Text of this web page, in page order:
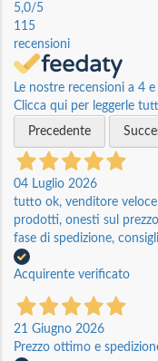
5,0/5
115
recensioni
Le nostre recensioni a 4
Clicca qui per leggerle
Precedente
04 Luglio 2026
tutto ok, venditore
prodotti, onesti sul
fase di spedizione,
Acquirente verificato
21 Giugno 2026
Prezzo ottimo e